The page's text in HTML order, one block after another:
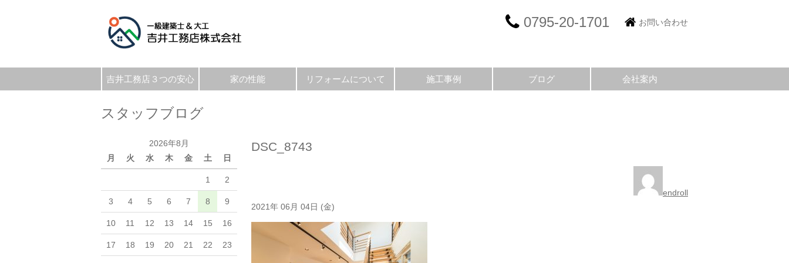
0795-20-1701 お問い合わせ
吉井工務店３つの安心 家の性能 リフォームについて 施工事例 ブログ 会社案内
スタッフブログ
2026年8月
月
火 水 木 金 土 日
1 2
3 4 5 6 7 8 9
10 11 12 13 14 15 16
17 18 19 20 21 22 23
DSC_8743
endroll
2021年 06月 04日 (金)